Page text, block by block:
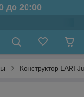
до 20:00
Конструктор LARI